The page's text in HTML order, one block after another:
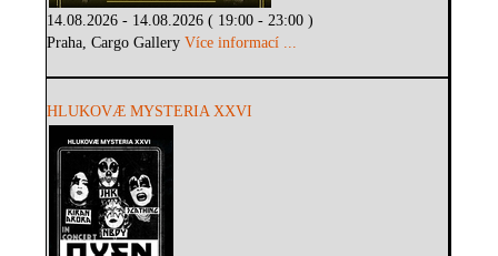
14.08.2026 - 14.08.2026 ( 19:00 - 23:00 )
Praha, Cargo GalleryVíce informací ...
HLUKOVÆ MYSTERIA XXVI